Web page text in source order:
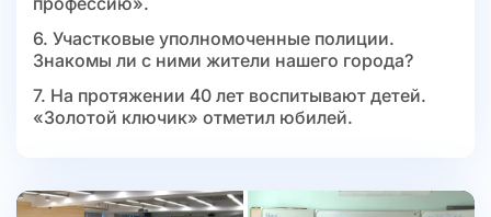
6. Участковые уполномоченные полиции.
Знакомы ли с ними жители нашего города?
7. На протяжении 40 лет воспитывают детей.
«Золотой ключик» отметил юбилей.